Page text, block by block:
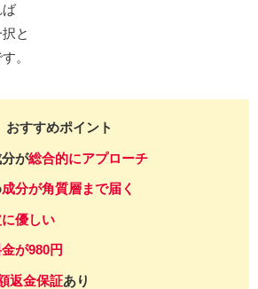
ば
と
。
おすすめポイント
が総合的にアプローチ
成分が角質層まで届く
優しい
が980円
返金保証あり